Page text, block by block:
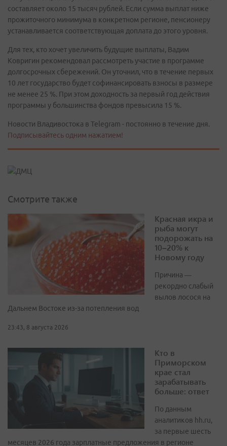
составляет около 15 тысяч рублей. Если сумма выплат ниже
прожиточного минимума в конкретном регионе, пенсионеру
устанавливается соответствующая доплата до этого уровня.
Для тех, кто хочет увеличить будущие выплаты, Вадим
Ковригин рекомендовал рассмотреть участие в программе
долгосрочных сбережений. Он уточнил, что в течение первых
10 лет государство будет софинансировать взносы в размере
не менее 25 %. При этом доходность за первый год действия
программы у большинства фондов превысила 15 %.
Новости Владивостока в Telegram - постоянно в течение дня.
Подписывайтесь одним нажатием!
Смотрите также
Красная икра и
рыба могут
подорожать на
10–20% к
Новому году
Причина —
рекордно слабый
вылов лосося на
Дальнем Востоке из-за потепления вод
23:43, 8 августа 2026
Кто в
Приморском
крае стал
зарабатывать
больше: ответ
По данным
аналитиков hh.ru,
за первые шесть
месяцев 2026 года зарплатные предложения в регионе